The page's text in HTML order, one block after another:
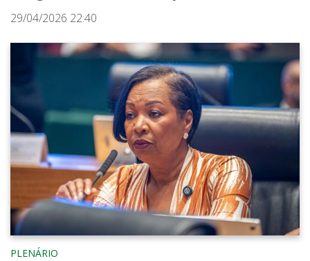
29/04/2026 22:40
PLENÁRIO